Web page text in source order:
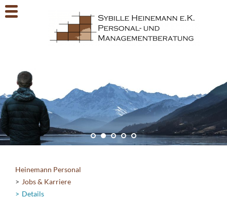
Heinemann Personal
Jobs & Karriere
Details